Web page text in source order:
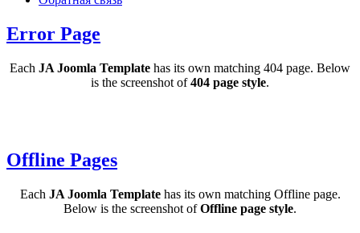
Error Page
Each JA Joomla Template has its own matching 404 page. Below
is the screenshot of404 page style.
Offline Pages
Each JA Joomla Templatehas its own matching Offline page.
Below is the screenshot ofOffline page style.